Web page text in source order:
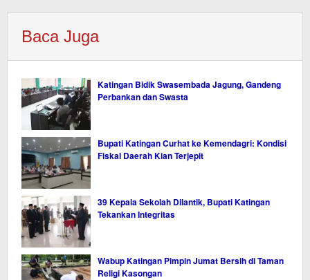
Baca Juga
Katingan Bidik Swasembada Jagung, Gandeng
Perbankan dan Swasta
Bupati Katingan Curhat ke Kemendagri: Kondisi
Fiskal Daerah Kian Terjepit
39 Kepala Sekolah Dilantik, Bupati Katingan
Tekankan Integritas
Wabup Katingan Pimpin Jumat Bersih di Taman
Religi Kasongan